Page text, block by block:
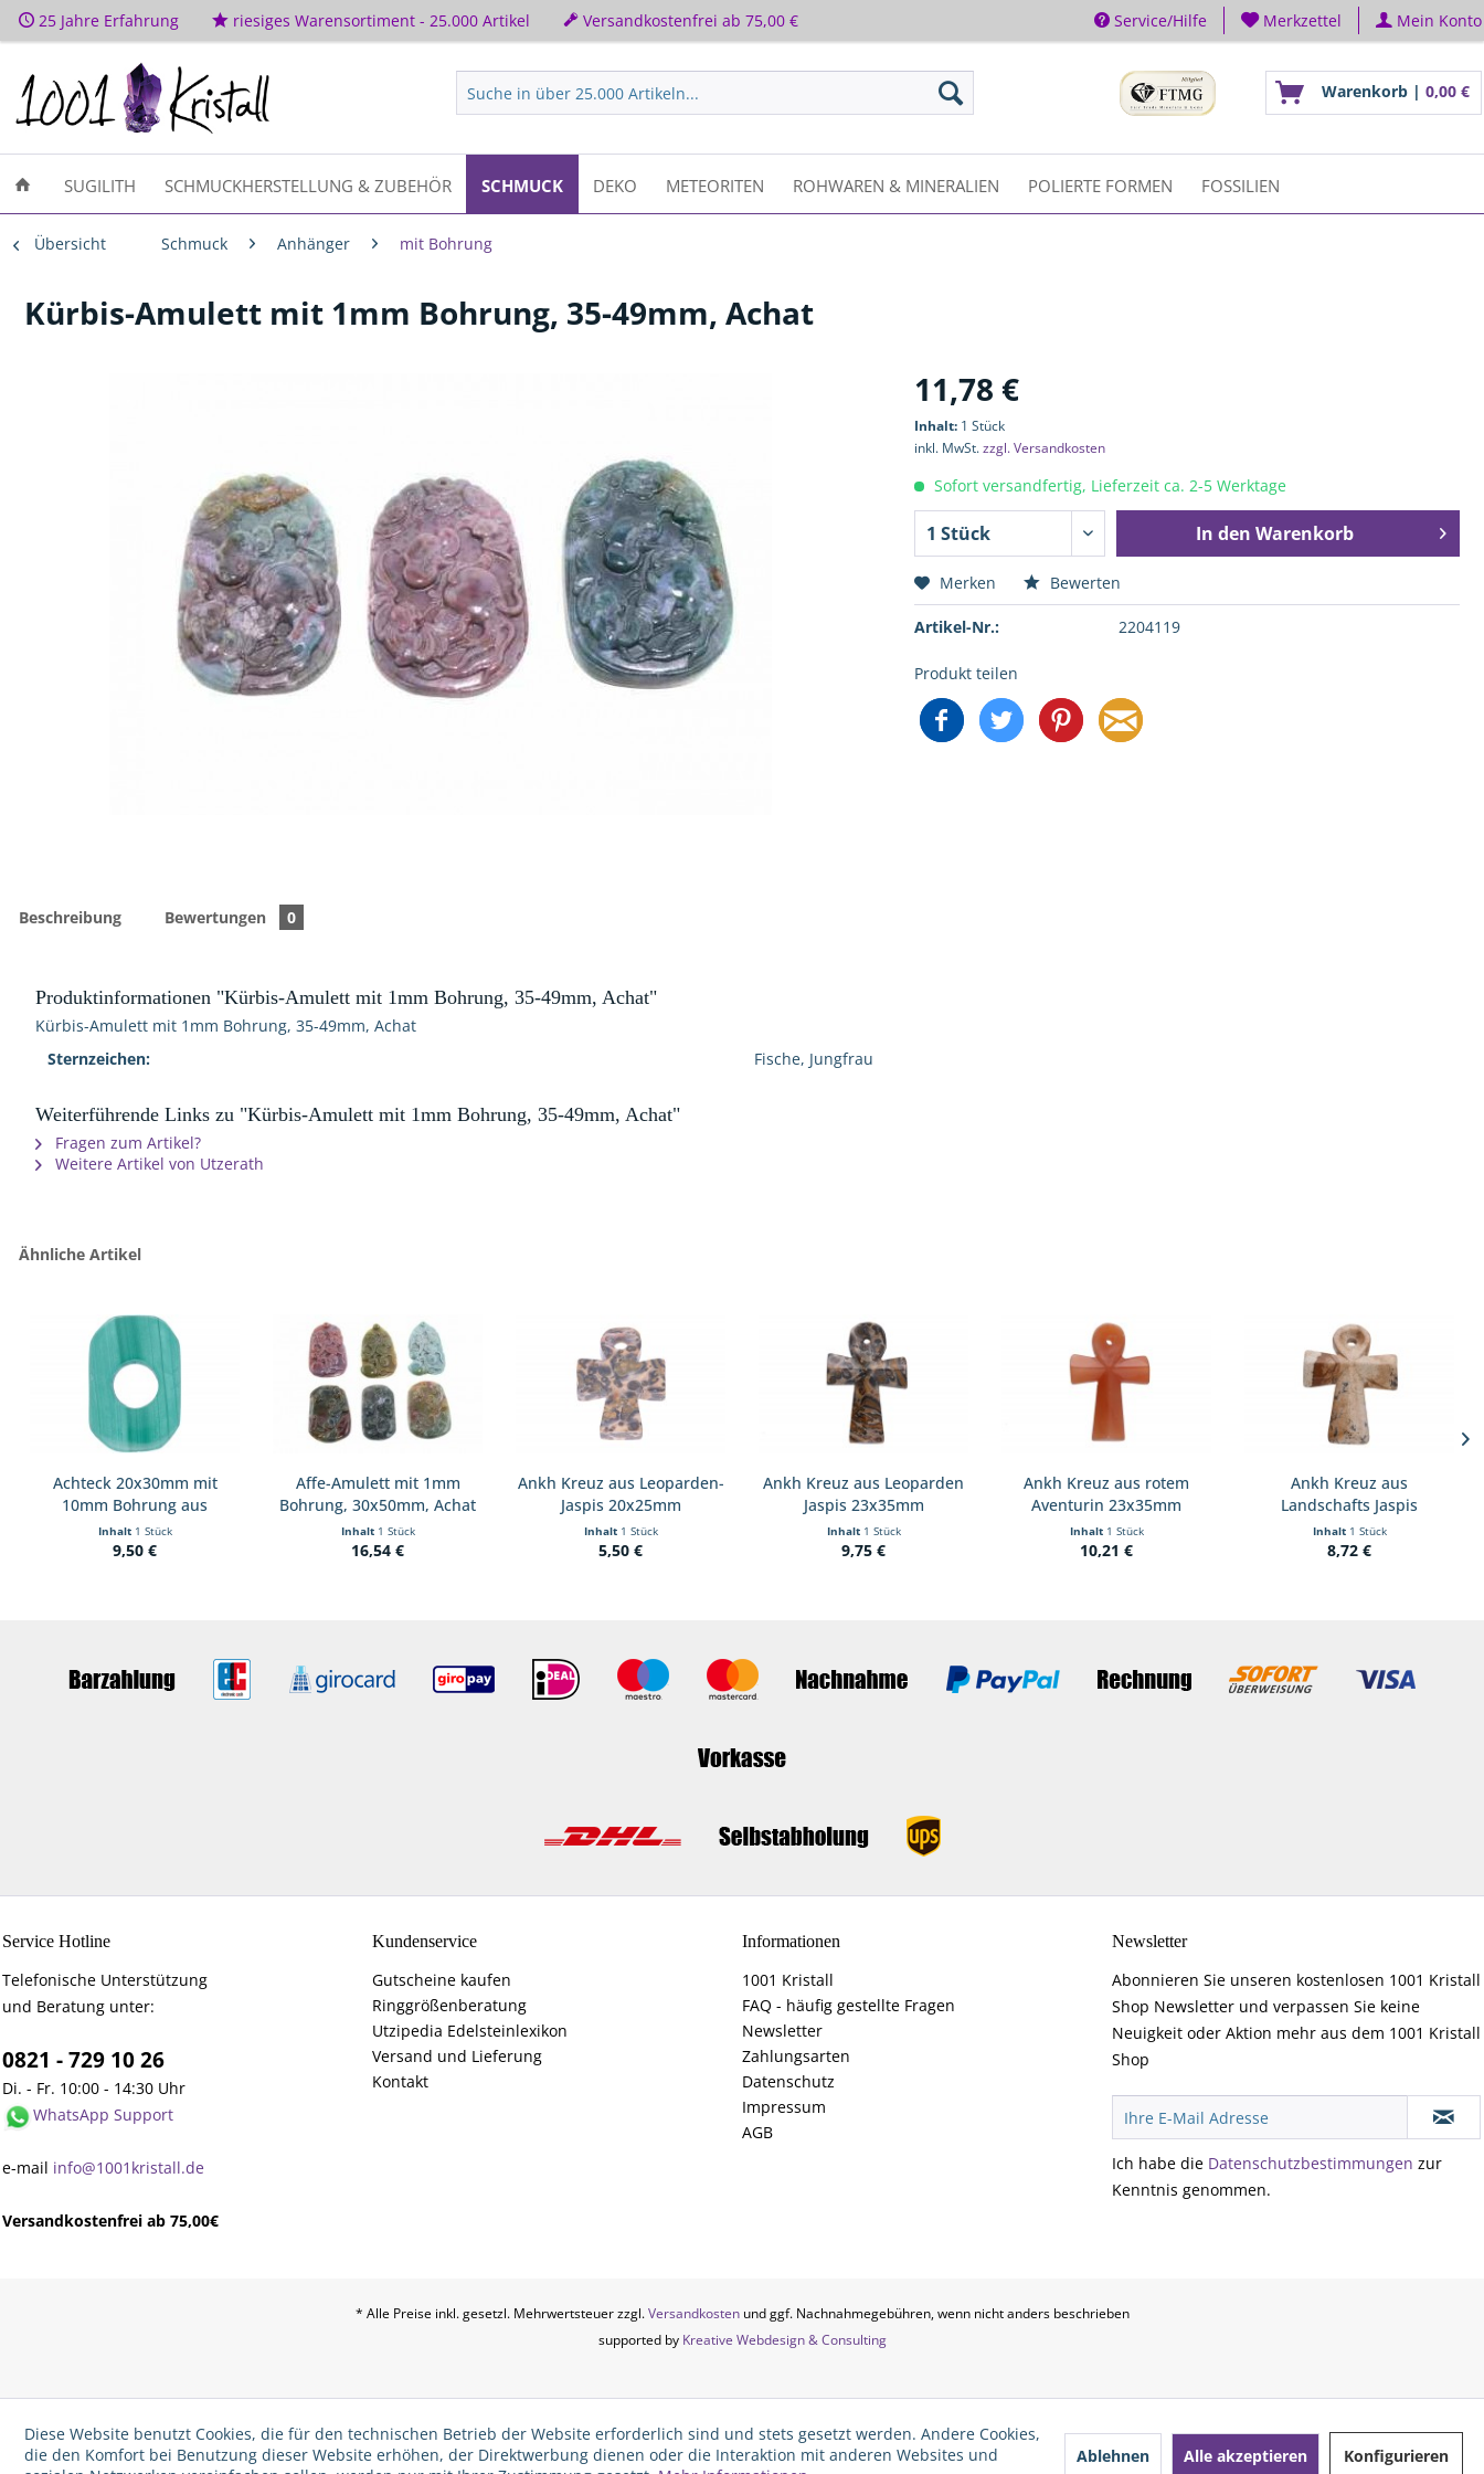
25 Jahre Erfahrung riesiges Warensortiment - 25.000 Artikel Versandkostenfrei ab 75,00 € Service/Hilfe Merkzettel Mein Konto
Warenkorb | 0,00 €
SUGILITH SCHMUCKHERSTELLUNG & ZUBEHÖR SCHMUCK DEKO METEORITEN ROHWAREN & MINERALIEN POLIERTE FORMEN FOSSILIEN
Übersicht Schmuck Anhänger mit Bohrung
Kürbis-Amulett mit 1mm Bohrung, 35-49mm, Achat
11,78 €
Inhalt: 1 Stück
inkl. MwSt.zzgl. Versandkosten
Sofort versandfertig, Lieferzeit ca. 2-5 Werktage
In den Warenkorb
Merken Bewerten
Artikel-Nr.: 2204119
Produkt teilen
Beschreibung Bewertungen 0
Produktinformationen "Kürbis-Amulett mit 1mm Bohrung, 35-49mm, Achat"
Kürbis-Amulett mit 1mm Bohrung, 35-49mm, Achat
Sternzeichen:
Fische, Jungfrau
Weiterführende Links zu "Kürbis-Amulett mit 1mm Bohrung, 35-49mm, Achat"
Fragen zum Artikel?
Weitere Artikel von Utzerath
Ähnliche Artikel
Achteck 20x30mm mit
10mm Bohrung aus
Malachit
Inhalt 1 Stück
9,50 €
Affe-Amulett mit 1mm
Bohrung, 30x50mm, Achat
Inhalt 1 Stück
16,54 €
Ankh Kreuz aus Leoparden-
Jaspis 20x25mm
Inhalt 1 Stück
5,50 €
Ankh Kreuz aus Leoparden
Jaspis 23x35mm
Inhalt 1 Stück
9,75 €
Ankh Kreuz aus rotem
Aventurin 23x35mm
Inhalt 1 Stück
10,21 €
Ankh Kreuz aus
Landschafts Jaspis
23x35mm
Inhalt 1 Stück
8,72 €
Service Hotline
Telefonische Unterstützung
und Beratung unter:
0821 - 729 10 26
Di. - Fr. 10:00 - 14:30 Uhr
WhatsApp Support
e-mail info@1001kristall.de
Versandkostenfrei ab 75,00€
Kundenservice
Gutscheine kaufen
Ringgrößenberatung
Utzipedia Edelsteinlexikon
Versand und Lieferung
Kontakt
Informationen
1001 Kristall
FAQ - häufig gestellte Fragen
Newsletter
Zahlungsarten
Datenschutz
Impressum
AGB
Newsletter
Abonnieren Sie unseren kostenlosen 1001 Kristall
Shop Newsletter und verpassen Sie keine
Neuigkeit oder Aktion mehr aus dem 1001 Kristall
Shop
Ich habe die Datenschutzbestimmungen zur
Kenntnis genommen.
* Alle Preise inkl. gesetzl. Mehrwertsteuer zzgl.Versandkostenund ggf. Nachnahmegebühren, wenn nicht anders beschrieben
supported by Kreative Webdesign & Consulting
Diese Website benutzt Cookies, die für den technischen Betrieb der Website erforderlich sind und stets gesetzt werden. Andere Cookies,
die den Komfort bei Benutzung dieser Website erhöhen, der Direktwerbung dienen oder die Interaktion mit anderen Websites und
Ablehnen Alle akzeptieren Konfigurieren